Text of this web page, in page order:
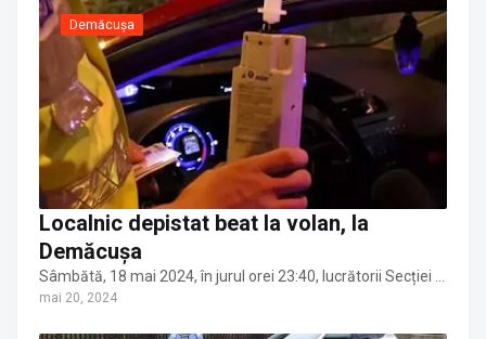
Demăcușa
Localnic depistat beat la volan, la
Demăcușa
Sâmbătă, 18 mai 2024, în jurul orei 23:40, lucrătorii Secției …
mai 20, 2024